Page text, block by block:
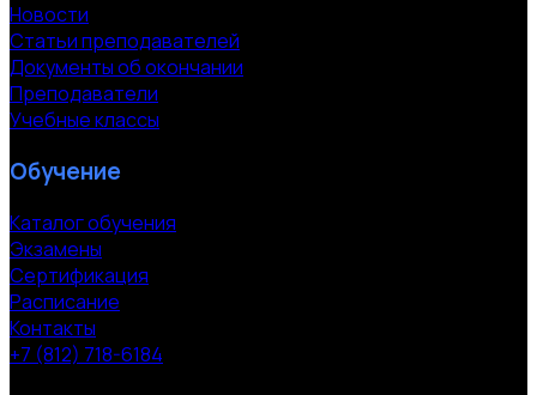
Новости
Статьи преподавателей
Документы об окончании
Преподаватели
Учебные классы
Обучение
Каталог обучения
Экзамены
Сертификация
Расписание
Контакты
+7 (812) 718-6184